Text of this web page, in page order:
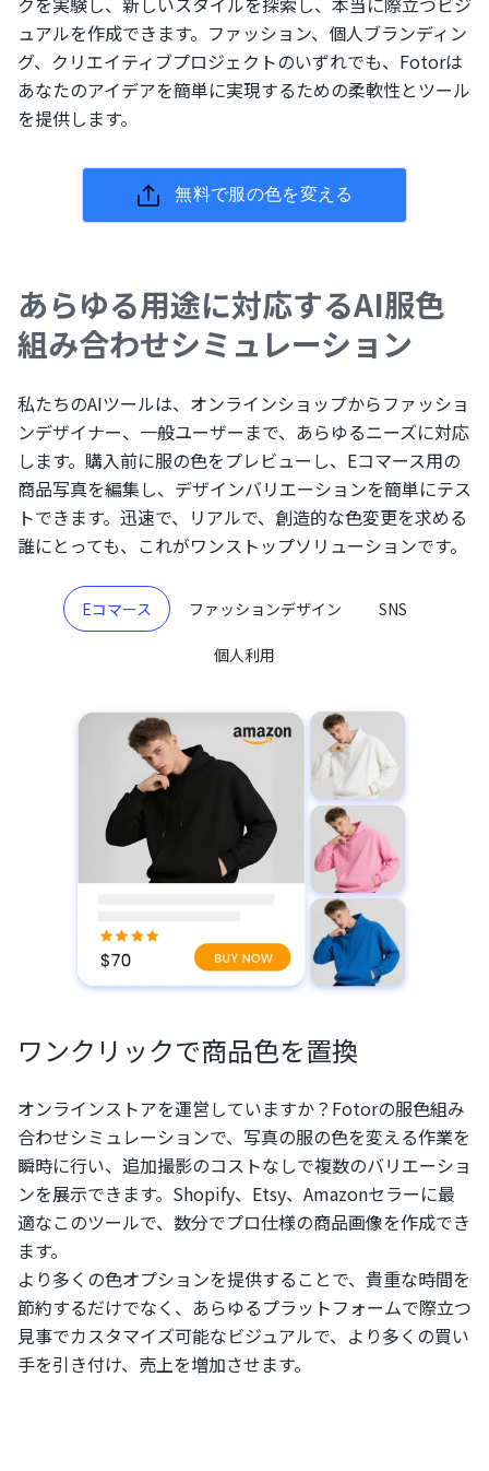
ュアルを作成できます。ファッション、個人ブランディン
グ、クリエイティブプロジェクトのいずれでも、Fotorは
あなたのアイデアを簡単に実現するための柔軟性とツール
を提供します。
無料で服の色を変える
あらゆる用途に対応するAI服色
組み合わせシミュレーション
私たちのAIツールは、オンラインショップからファッショ
ンデザイナー、一般ユーザーまで、あらゆるニーズに対応
します。購入前に服の色をプレビューし、Eコマース用の
商品写真を編集し、デザインバリエーションを簡単にテス
トできます。迅速で、リアルで、創造的な色変更を求める
誰にとっても、これがワンストップソリューションです。
Eコマース ファッションデザイン SNS
個人利用
ワンクリックで商品色を置換
オンラインストアを運営していますか？Fotorの服色組み
合わせシミュレーションで、写真の服の色を変える作業を
瞬時に行い、追加撮影のコストなしで複数のバリエーショ
ンを展示できます。Shopify、Etsy、Amazonセラーに最
適なこのツールで、数分でプロ仕様の商品画像を作成でき
ます。
より多くの色オプションを提供することで、貴重な時間を
節約するだけでなく、あらゆるプラットフォームで際立つ
見事でカスタマイズ可能なビジュアルで、より多くの買い
手を引き付け、売上を増加させます。